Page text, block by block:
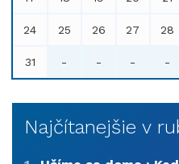
24 25 26 27 28
31 - - - -
Najčítanejšie v